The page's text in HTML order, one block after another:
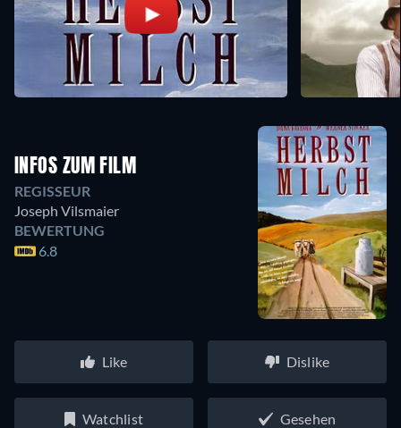
INFOS ZUM FILM
REGISSEUR
Joseph Vilsmaier
BEWERTUNG
6.8
Like Dislike
Watchlist Gesehen